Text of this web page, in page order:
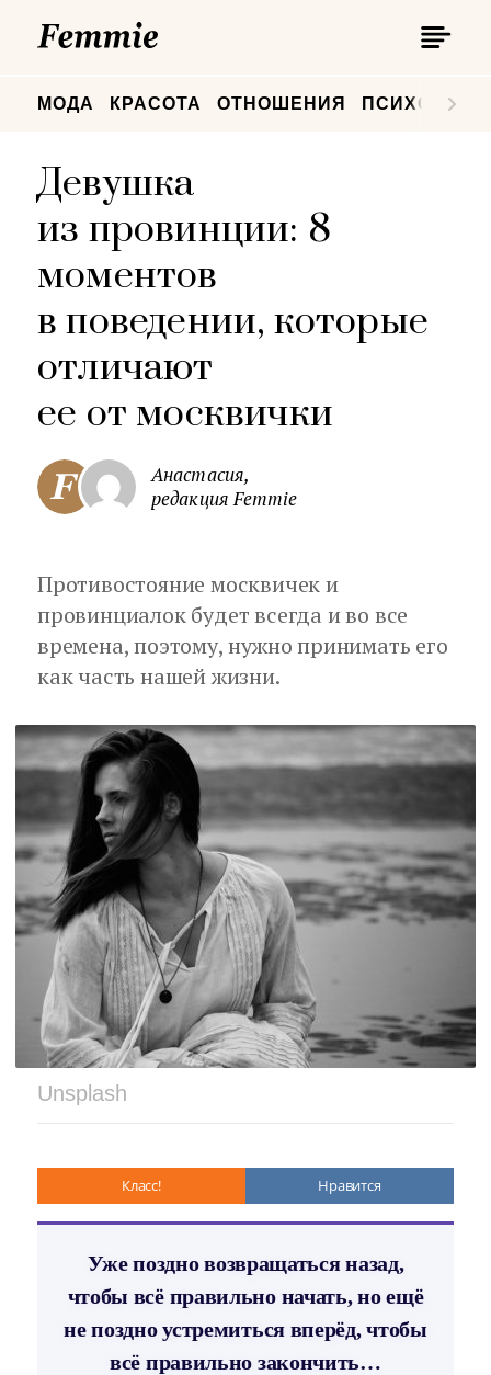
МОДА КРАСОТА ОТНОШЕНИЯ
Девушка
из провинции: 8
моментов
в поведении, которые
отличают
ее от москвички
Анастасия,
редакция Femmie
Противостояние москвичек и
провинциалок будет всегда и во все
времена, поэтому, нужно принимать его
как часть нашей жизни.
Unsplash
Класс! Нравится
Уже поздно возвращаться назад,
чтобы всё правильно начать, но ещё
не поздно устремиться вперёд, чтобы
всё правильно закончить…